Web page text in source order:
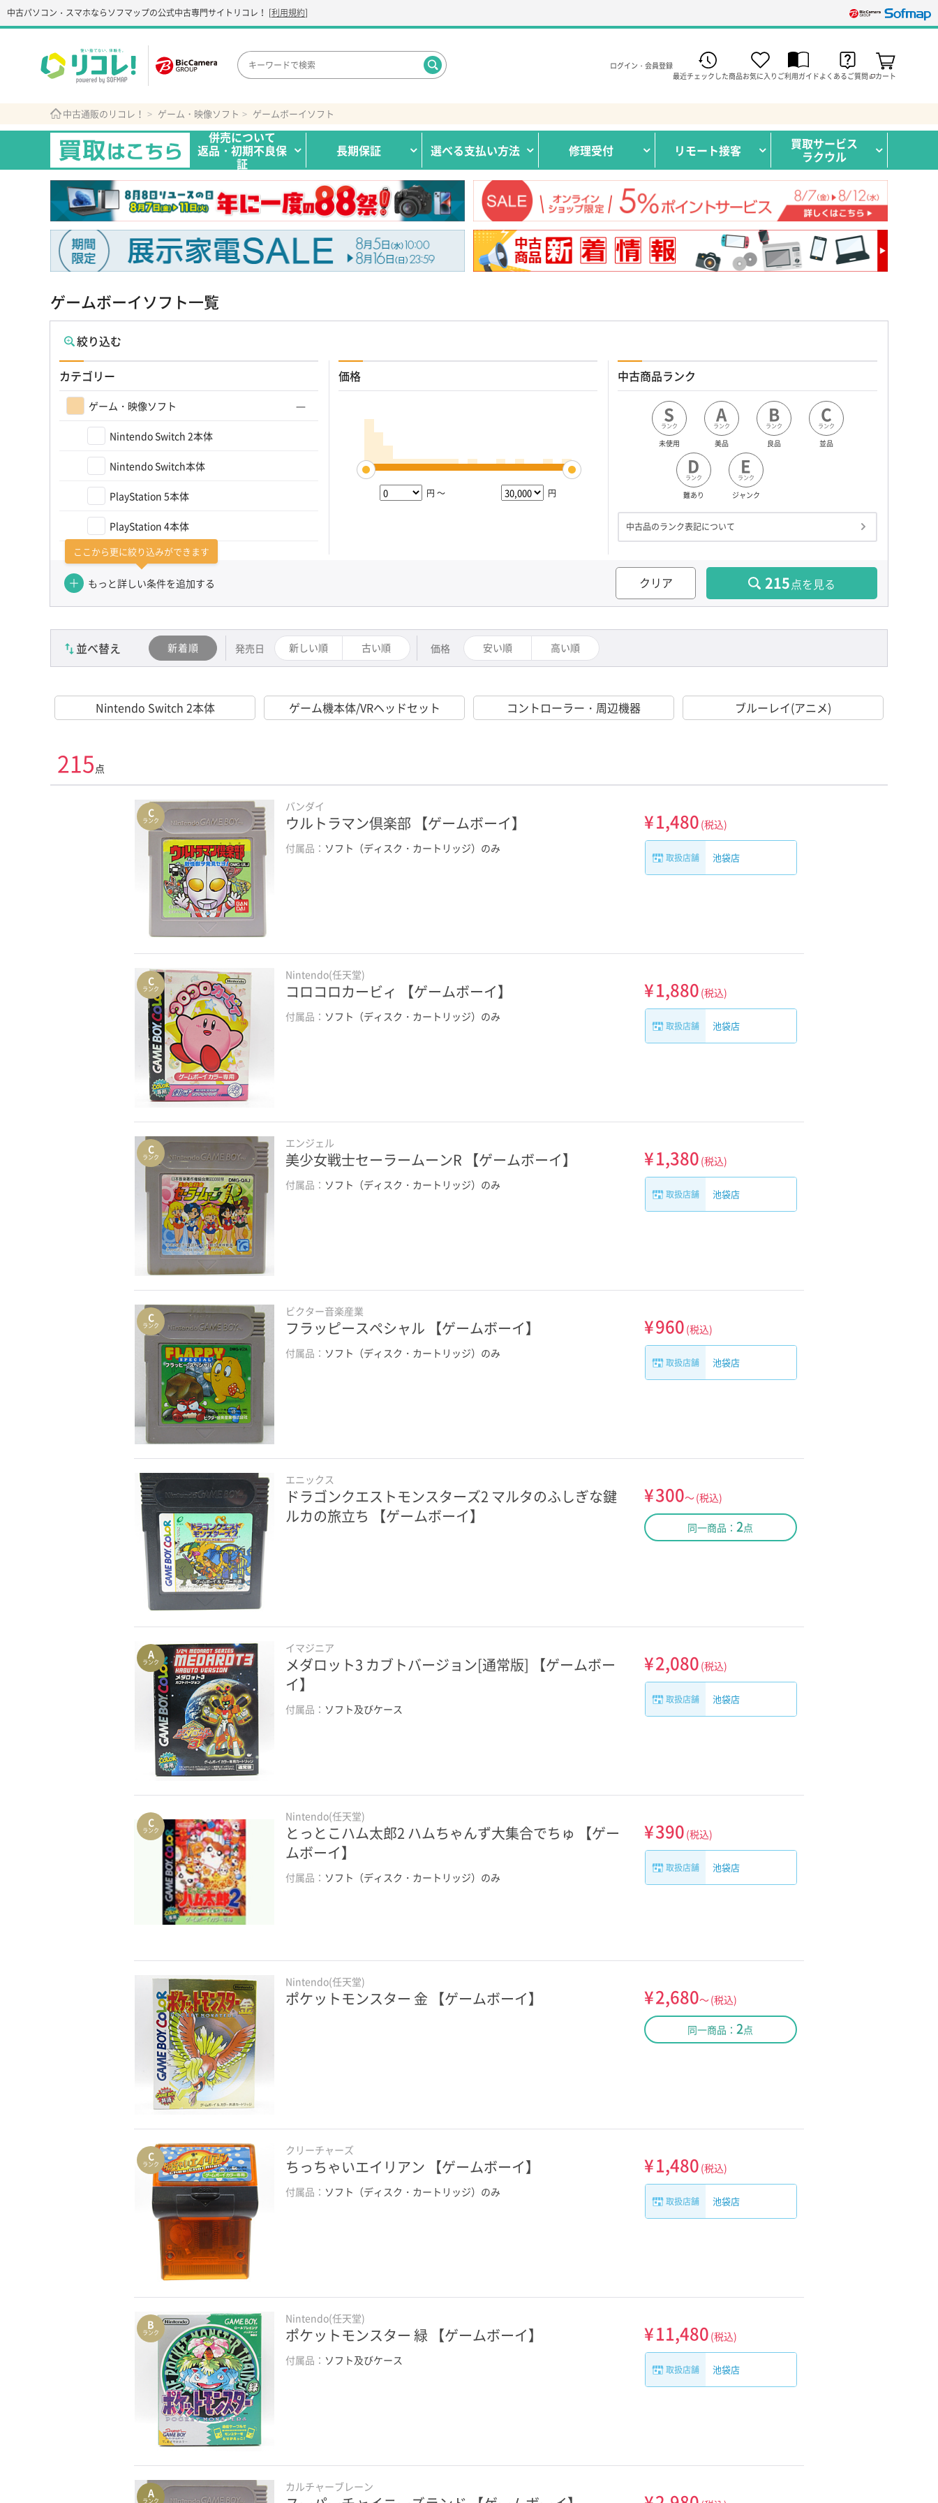
中古パソコン・スマホならソフマップの公式中古専門サイト リコレ！ [利用規約]
ログイン・会員登録
最近チェックした商品お気に入り ご利用ガイドよくあるご質問 カート
中古通販のリコレ！ ゲーム・映像ソフト ゲームボーイソフト
併売について
返品・初期不良保
証
長期保証 選べる支払い方法 修理受付 リモート接客 買取サービス
ラクウル
ゲームボーイソフト一覧
絞り込む
カテゴリー
ゲーム・映像ソフト
Nintendo Switch 2本体
Nintendo Switch本体
PlayStation 5本体
PlayStation 4本体
Xbox Series X / S本体
VRヘッドセット/オールドゲーム機
コントローラー･周辺機器
Nintendo Switchソフト
PlayStation 2ソフト
PlayStation Vitaソフト
PlayStation Portableソフト
Wii Uソフト
ニンテンドー3DSソフト
ニンテンドーDSソフト
ゲームキューブソフト
ニンテンドー64ソフト
スーパーファミコンソフト
ファミコンソフト
ゲームボーイアドバンスソフト
ゲームボーイソフト
PlayStationソフト
ドリームキャストソフト
セガサターンソフト
メガドライブソフト
PCエンジンソフト
NEOGEOソフト
ゲームソフトその他
映像ブルーレイアニメ単品
映像ブルーレイアニメBOX
カテゴリーを選び直す（かんたん検索）
価格
円 ～ 円
中古商品ランク
S
ランク
未使用
A
ランク
美品
B
ランク
良品
C
ランク
並品
D
ランク
難あり
E
ランク
ジャンク
中古品のランク表記について
ここから更に絞り込みができます
もっと詳しい条件を追加する クリア 215点を見る
並べ替え 新着順 発売日 新しい順 古い順 価格 安い順 高い順
Nintendo Switch 2本体 ゲーム機本体/VRヘッドセット コントローラー・周辺機器 ブルーレイ(アニメ)
215 点
C
ランク
バンダイ
ウルトラマン倶楽部 【ゲームボーイ】
付属品： ソフト（ディスク・カートリッジ）のみ
¥1,480 (税込)
取扱店舗 池袋店
C
ランク
Nintendo(任天堂)
コロコロカービィ 【ゲームボーイ】
付属品： ソフト（ディスク・カートリッジ）のみ
¥1,880 (税込)
取扱店舗 池袋店
C
ランク
エンジェル
美少女戦士セーラームーンR 【ゲームボーイ】
付属品： ソフト（ディスク・カートリッジ）のみ
¥1,380 (税込)
取扱店舗 池袋店
C
ランク
ビクター音楽産業
フラッピースペシャル 【ゲームボーイ】
付属品： ソフト（ディスク・カートリッジ）のみ
¥960 (税込)
取扱店舗 池袋店
エニックス
ドラゴンクエストモンスターズ2 マルタのふしぎな鍵
ルカの旅立ち 【ゲームボーイ】
¥300～(税込)
同一商品： 2点
A
ランク
イマジニア
メダロット3 カブトバージョン[通常版] 【ゲームボー
イ】
付属品： ソフト及びケース
¥2,080 (税込)
取扱店舗 池袋店
C
ランク
Nintendo(任天堂)
とっとこハム太郎2 ハムちゃんず大集合でちゅ 【ゲー
ムボーイ】
付属品： ソフト（ディスク・カートリッジ）のみ
¥390 (税込)
取扱店舗 池袋店
Nintendo(任天堂)
ポケットモンスター 金 【ゲームボーイ】 ¥2,680～(税込)
同一商品： 2点
C
ランク
クリーチャーズ
ちっちゃいエイリアン 【ゲームボーイ】
付属品： ソフト（ディスク・カートリッジ）のみ
¥1,480 (税込)
取扱店舗 池袋店
B
ランク
Nintendo(任天堂)
ポケットモンスター 緑 【ゲームボーイ】
付属品： ソフト及びケース
¥11,480 (税込)
取扱店舗 池袋店
A
ランク
カルチャーブレーン